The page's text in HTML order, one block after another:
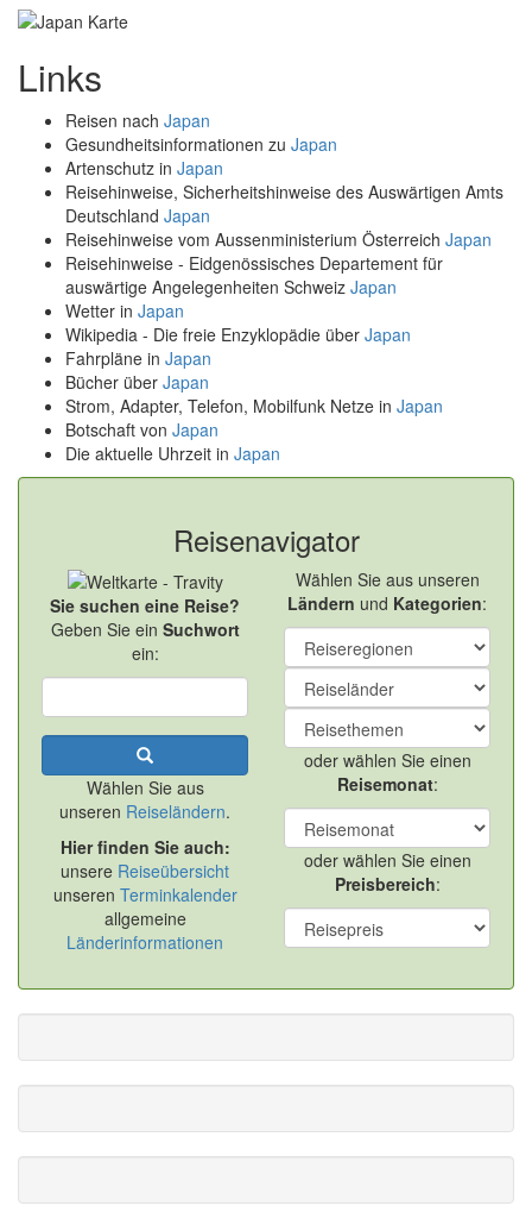
Links
Reisen nach Japan
Gesundheitsinformationen zu Japan
Artenschutz in Japan
Reisehinweise, Sicherheitshinweise des Auswärtigen Amts
Deutschland Japan
Reisehinweise vom Aussenministerium Österreich Japan
Reisehinweise - Eidgenössisches Departement für
auswärtige Angelegenheiten Schweiz Japan
Wetter in Japan
Wikipedia - Die freie Enzyklopädie über Japan
Fahrpläne in Japan
Bücher über Japan
Strom, Adapter, Telefon, Mobilfunk Netze in Japan
Botschaft von Japan
Die aktuelle Uhrzeit in Japan
Reisenavigator
Sie suchen eine Reise?
Geben Sie ein Suchwort
ein:
Wählen Sie aus
unseren Reiseländern.
Hier finden Sie auch:
unsere Reiseübersicht
unseren Terminkalender
allgemeine
Länderinformationen
Wählen Sie aus unseren
Ländern und Kategorien:
oder wählen Sie einen
Reisemonat:
oder wählen Sie einen
Preisbereich: